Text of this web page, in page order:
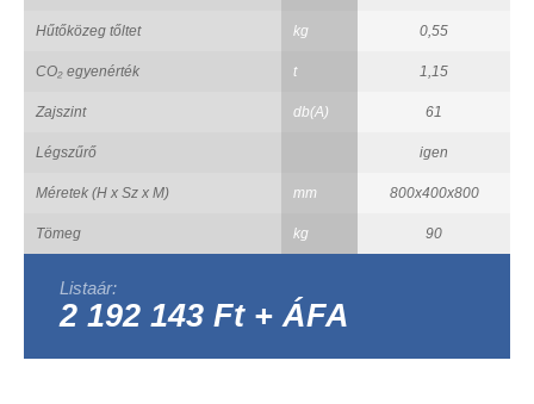
Hűtőközeg tőltet kg 0,55
CO₂ egyenérték t 1,15
Zajszint db(A) 61
Légszűrő igen
Méretek (H x Sz x M) mm 800x400x800
Tömeg kg 90
Listaár:
2 192 143 Ft + ÁFA